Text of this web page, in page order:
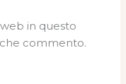
in questo
commento.